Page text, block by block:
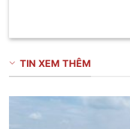
TIN XEM THÊM